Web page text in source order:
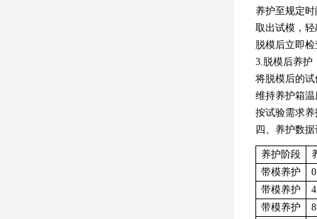
养护至规定时
取出试模，
脱模后立即
3.脱模后养护
将脱模后的
维持养护箱温
按试验需求
四、养护数
养护阶段
带模养护
带模养护
带模养护